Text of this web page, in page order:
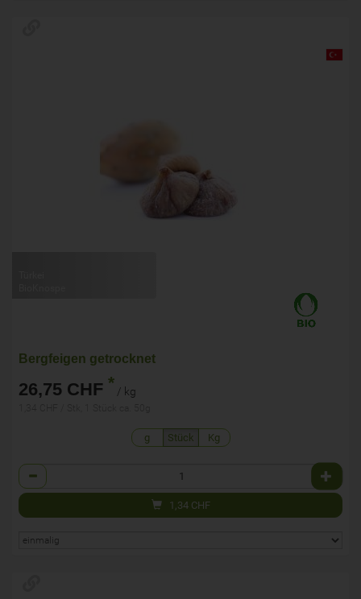
Bergfeigen getrocknet
26,75 CHF * / kg
g Stück Kg
Anzahl
1,34 CHF